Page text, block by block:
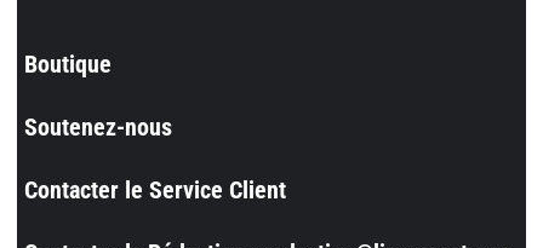
Boutique
Soutenez-nous
Contacter le Service Client